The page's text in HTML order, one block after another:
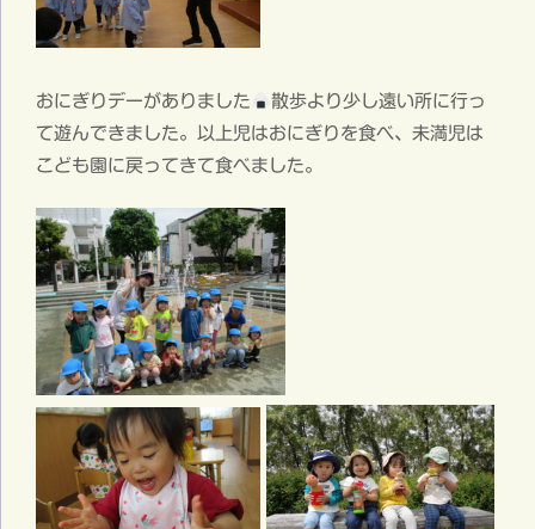
おにぎりデーがありました
散歩より少し遠い所に行っ
て遊んできました。以上児はおにぎりを食べ、未満児は
こども園に戻ってきて食べました。